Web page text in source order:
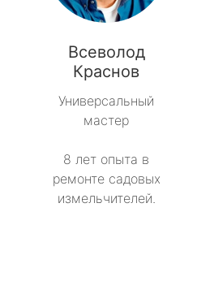
Всеволод
Краснов
Универсальный
мастер
8 лет опыта в
ремонте садовых
измельчителей.